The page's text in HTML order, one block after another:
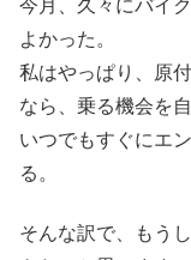
今月、久々にバイ
よかった。
私はやっぱり、原
なら、乗る機会を
いつでもすぐにエ
る。
そんな訳で、もう